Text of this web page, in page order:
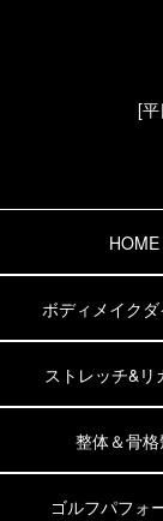
[
HOME
ボディメイクダ
ストレッチ&リ
整体＆骨格
ゴルフパフォ